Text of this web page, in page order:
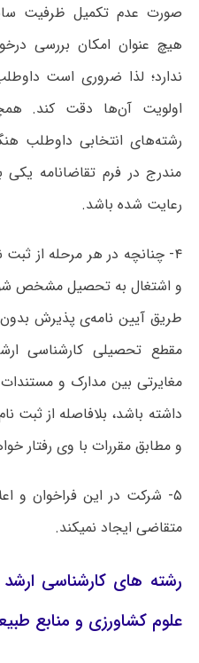
صورت‌ عدم تکمیل ظرفیت
هیچ عنوان امکان بررسی
ندارد؛ لذا ضروری است
اولویت آن‌ها دقت کند.
رشته‌های انتخابی داوطلب
مندرج در فرم تقاضانامه
رعایت شده باشد.
۴- چنانچه در هر مرحله از
و اشتغال به تحصیل مشخص
طریق آیین نامه‌ی پذیرش
مقطع تحصیلی کارشناسی
مغایرتی بین مدارک و
داشته باشد، بلافاصله از
و مطابق مقررات با وی رفتار
۵- شرکت در این فراخوان و
متقاضی ایجاد نمیکند.
علوم کشاورزی و منابع